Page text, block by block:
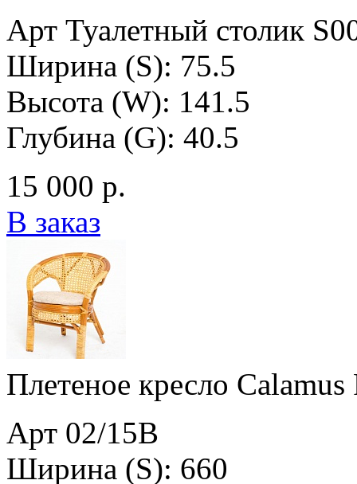
Арт Туалетный столик
Ширина (S): 75.5
Высота (W): 141.5
Глубина (G): 40.5
15 000 р.
В заказ
Плетеное кресло
Арт 02/15B
Ширина (S): 660